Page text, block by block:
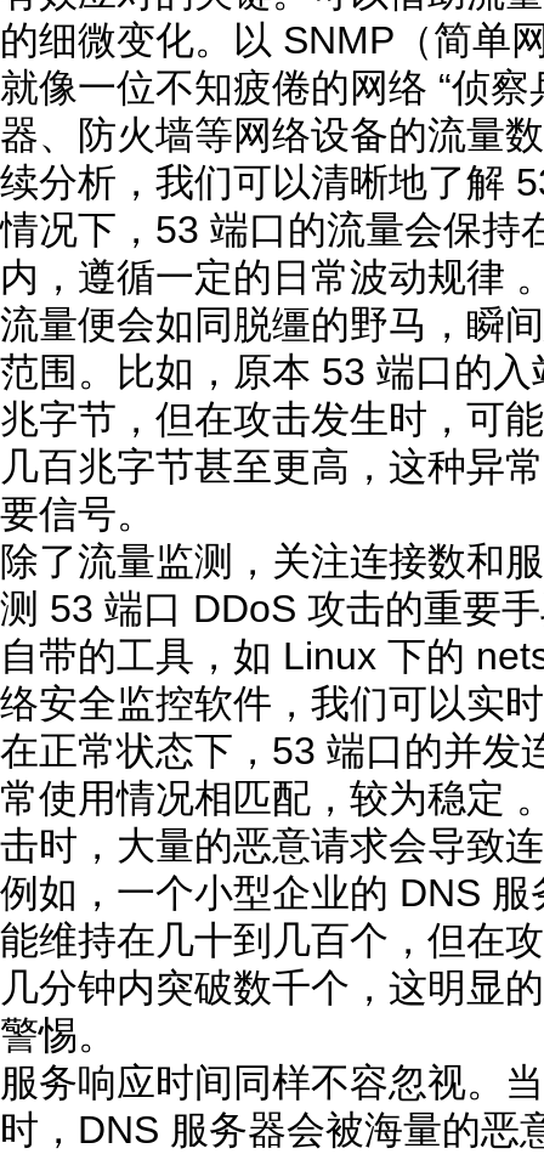
的细微变化。以 SNMP（简单
就像一位不知疲倦的网络 “侦
器、防火墙等网络设备的流量
续分析，我们可以清晰地了解
情况下，53 端口的流量会保持
内，遵循一定的日常波动规律
流量便会如同脱缰的野马，瞬
范围。比如，原本 53 端口的
兆字节，但在攻击发生时，可
几百兆字节甚至更高，这种异
要信号。
除了流量监测，关注连接数和
测 53 端口 DDoS 攻击的重要
自带的工具，如 Linux 下的
络安全监控软件，我们可以实
在正常状态下，53 端口的并发
常使用情况相匹配，较为稳定
击时，大量的恶意请求会导致
例如，一个小型企业的 DNS
能维持在几十到几百个，但在
几分钟内突破数千个，这明显
警惕。
服务响应时间同样不容忽视。
时，DNS 服务器会被海量的恶